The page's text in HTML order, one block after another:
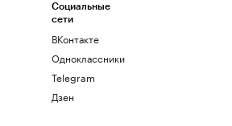
Социальные
сети
ВКонтакте
Одноклассники
Telegram
Дзен